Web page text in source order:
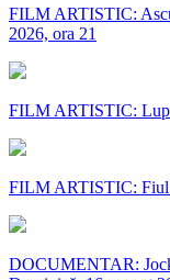
FILM ARTISTIC:
2026, ora 21
FILM ARTISTIC:
FILM ARTISTIC: Fiul
DOCUMENTAR: